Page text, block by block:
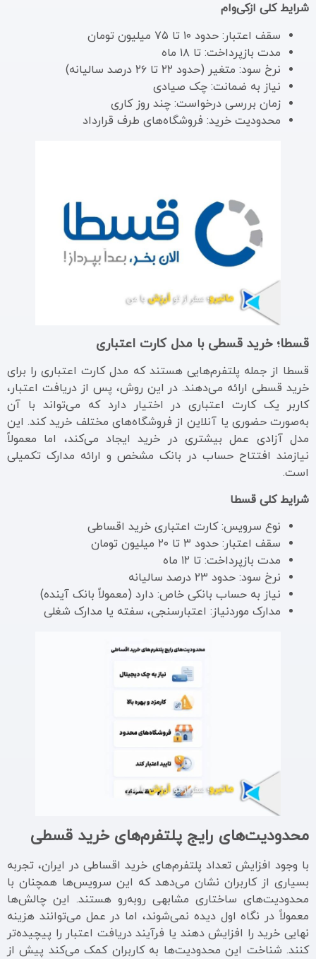
شرایط کلی ازکی‌وام
سقف اعتبار: حدود ۱۰ تا ۷۵ میلیون تومان
مدت بازپرداخت: تا ۱۸ ماه
نرخ سود: متغیر (حدود ۲۲ تا ۲۶ درصد سالیانه)
نیاز به ضمانت: چک صیادی
زمان بررسی درخواست: چند روز کاری
محدودیت خرید: فروشگاه‌های طرف قرارداد
قسطا؛ خرید قسطی با مدل کارت اعتباری
قسطا از جمله پلتفرم‌هایی هستند که مدل کارت اعتباری را برای
خرید قسطی ارائه می‌دهند. در این روش، پس از دریافت اعتبار،
کاربر یک کارت اعتباری در اختیار دارد که می‌تواند با آن
به‌صورت حضوری یا آنلاین از فروشگاه‌های مختلف خرید کند. این
مدل آزادی عمل بیشتری در خرید ایجاد می‌کند، اما معمولاً
نیازمند افتتاح حساب در بانک مشخص و ارائه مدارک تکمیلی
است.
شرایط کلی قسطا
نوع سرویس: کارت اعتباری خرید اقساطی
سقف اعتبار: حدود ۳ تا ۲۰ میلیون تومان
مدت بازپرداخت: تا ۱۲ ماه
نرخ سود: حدود ۲۳ درصد سالیانه
نیاز به حساب بانکی خاص: دارد (معمولاً بانک آینده)
مدارک موردنیاز: اعتبارسنجی، سفته یا مدارک شغلی
محدودیت‌های رایج پلتفرم‌های خرید قسطی
با وجود افزایش تعداد پلتفرم‌های خرید اقساطی در ایران، تجربه
بسیاری از کاربران نشان می‌دهد که این سرویس‌ها همچنان با
محدودیت‌های ساختاری مشابهی روبه‌رو هستند. این چالش‌ها
معمولاً در نگاه اول دیده نمی‌شوند، اما در عمل می‌توانند هزینه
نهایی خرید را افزایش دهند یا فرآیند دریافت اعتبار را پیچیده‌تر
کنند. شناخت این محدودیت‌ها به کاربران کمک می‌کند پیش از